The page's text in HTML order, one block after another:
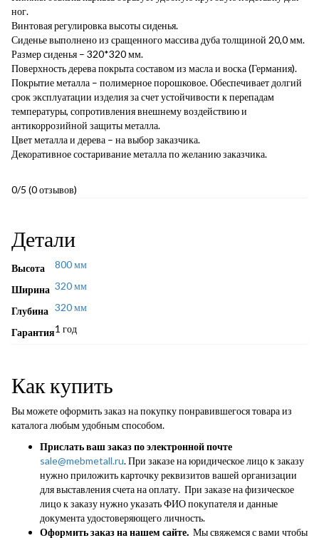
ног.
Винтовая регулировка высоты сиденья.
Сиденье выполнено из сращенного массива дуба толщиной 20,0 мм.
Размер сиденья – 320*320 мм.
Поверхность дерева покрыта составом из масла и воска (Германия).
Покрытие металла – полимерное порошковое. Обеспечивает долгий
срок эксплуатации изделия за счет устойчивости к перепадам
температуры, сопротивления внешнему воздействию и
антикоррозийной защиты металла.
Цвет металла и дерева – на выбор заказчика.
Декоративное состаривание металла по желанию заказчика.
0/5 (0 отзывов)
Детали
Высота 800 мм
Ширина 320 мм
Глубина 320 мм
Гарантия1 год
Как купить
Вы можете оформить заказ на покупку понравившегося товара из
каталога любым удобным способом.
Прислать ваш заказ по электронной почте
sale@mebmetall.ru. При заказе на юридическое лицо к заказу
нужно приложить карточку реквизитов вашей организации
для выставления счета на оплату. При заказе на физическое
лицо к заказу нужно указать ФИО покупателя и данные
документа удостоверяющего личность.
Оформить заказ на нашем сайте. Мы свяжемся с вами чтобы